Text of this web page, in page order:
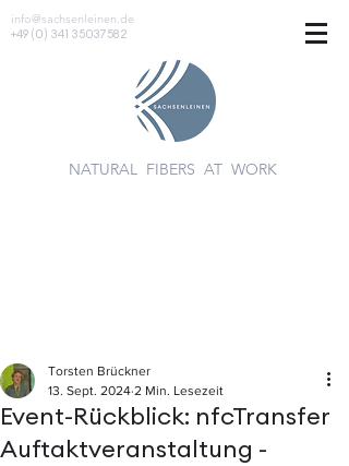
info@sachsenleinen.de
+49 (0) 341 35037582
NATURAL FIBERS AT WORK
Event-Rückblick: nfcTransfer
Auftaktveranstaltung -
Torsten Brückner
13. Sept. 2024 2 Min. Lesezeit